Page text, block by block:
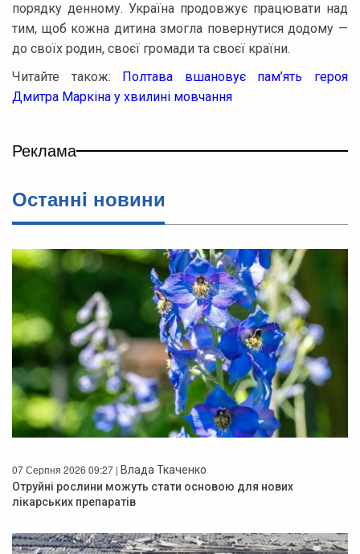
порядку денному. Україна продовжує працювати над
тим, щоб кожна дитина змогла повернутися додому —
до своїх родин, своєї громади та своєї країни.
Читайте також:
Полтава вшановує пам’ять героя
Дмитра Маркіна у хвилині мовчання
Реклама
Останнi новини
07 Серпня 2026 09:27 | Влада Ткаченко
Отруйні рослини можуть стати основою для нових
лікарських препаратів